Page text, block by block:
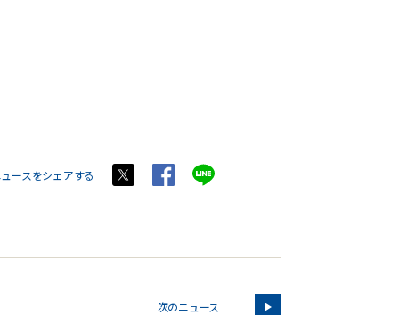
ースをシェアする
次のニュース